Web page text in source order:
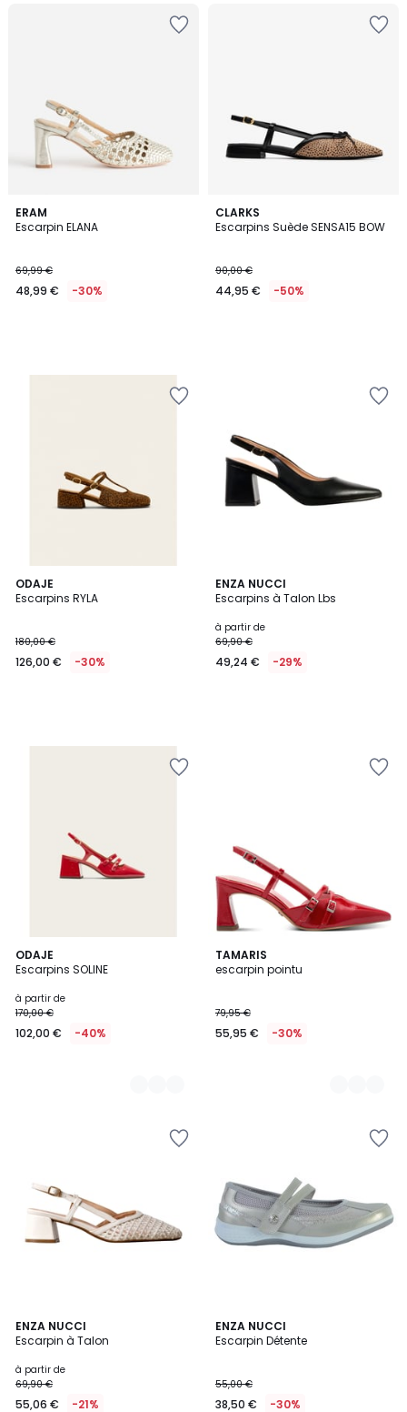
ERAM
Escarpin ELANA
69,99 €
48,99 € -30%
CLARKS
Escarpins Suède SENSA15 BOW
90,00 €
44,95 € -50%
ODAJE
Escarpins RYLA
180,00 €
126,00 € -30%
ENZA NUCCI
Escarpins à Talon Lbs
à partir de
69,90 €
49,24 € -29%
ODAJE
Escarpins SOLINE
à partir de
170,00 €
102,00 € -40%
4
Couleurs
TAMARIS
escarpin pointu
79,95 €
55,95 € -30%
2
Couleurs
ENZA NUCCI
Escarpin à Talon
à partir de
69,90 €
55,06 € -21%
ENZA NUCCI
Escarpin Détente
55,00 €
38,50 € -30%
3
/